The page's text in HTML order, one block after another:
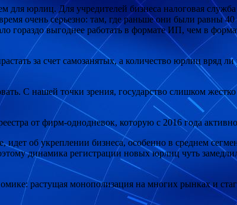
юрлиц. Для учредителей бизнеса налоговая
очень серьезно: там, где раньше они были равны
гораздо выгоднее работать в формате ИП, чем в
за счет самозанятых, а количество юрлиц вряд
С нашей точки зрения, государство слишком
от фирм-однодневок, которую с 2016 года
идет об укреплении бизнеса, особенно в среднем
динамика регистрации новых юрлиц чуть
растущая монополизация на многих рынках и